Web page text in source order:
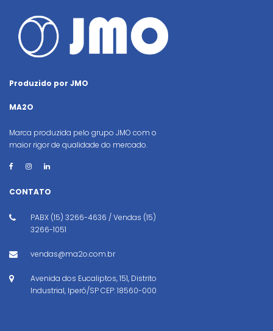
Produzido por JMO
MA2O
Marca produzida pelo grupo JMO com o
maior rigor de qualidade do mercado.
CONTATO
PABX (15) 3266-4636 / Vendas (15)
3266-1051
vendas@ma2o.com.br
Avenida dos Eucaliptos, 151, Distrito
Industrial, Iperó/SP CEP: 18560-000